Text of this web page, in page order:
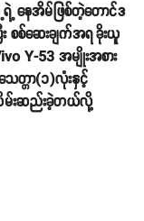
နေအိမ်ဖြစ်တဲ့တောင်ဒ
စစ်ဆေးချက်အရ ခိုးယူ
Y-53 အမျိုးအစား
တ္တာ(၁)လုံးနှင့်
မ်းဆည်းခဲ့တယ်လို့